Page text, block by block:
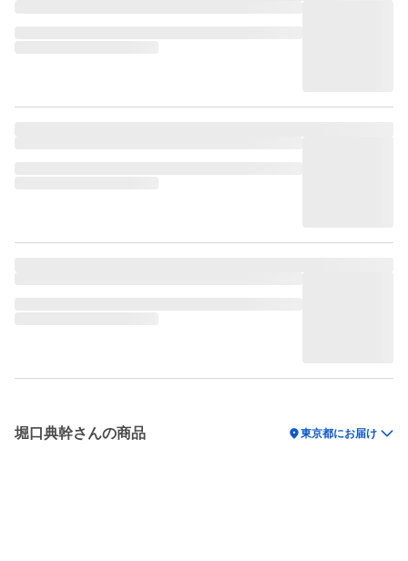
堀口典幹さんの商品 location_on東京都にお届け